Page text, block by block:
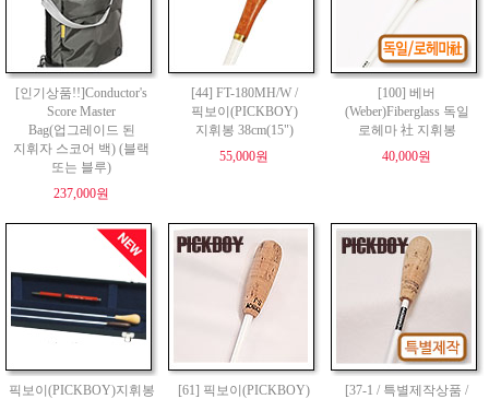
[인기상품!!]Conductor's
Score Master
Bag(업그레이드 된
지휘자 스코어 백) (블랙
또는 블루)
237,000원
[44] FT-180MH/W /
픽보이(PICKBOY)
지휘봉 38cm(15")
55,000원
[100] 베버
(Weber)Fiberglass 독일
로헤마 社 지휘봉
40,000원
픽보이(PICKBOY)지휘봉
[61] 픽보이(PICKBOY)
[37-1 / 특별제작상품 /